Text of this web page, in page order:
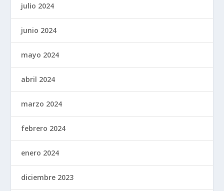
julio 2024
junio 2024
mayo 2024
abril 2024
marzo 2024
febrero 2024
enero 2024
diciembre 2023